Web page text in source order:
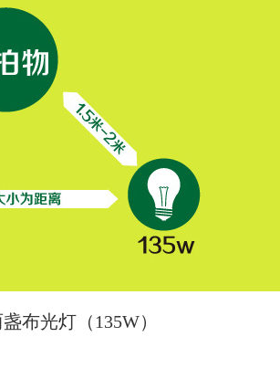
布光灯（135W）